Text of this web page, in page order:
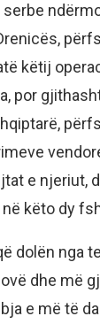
këtij
por
e njeriut,
këto dy
dolën nga
dhe më
e më të